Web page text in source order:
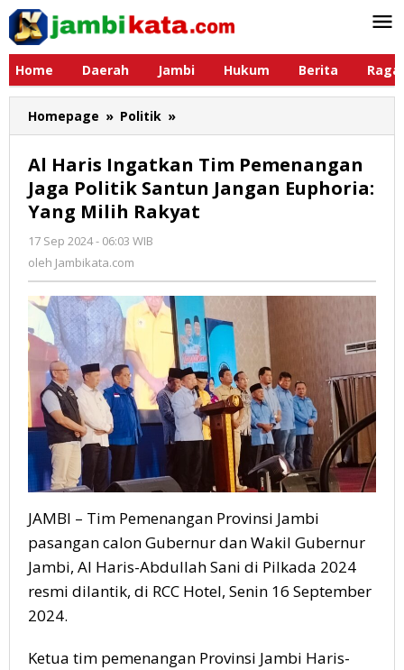
Lewati
konten
Home
Daerah Jambi Hukum Berita
Homepage » Politik »
Haris
Ingatkan
Tim
Pemenangan
Jaga
Euphoria:
Yang
Milih
Rakyat
Al Haris Ingatkan Tim Pemenangan
Jaga Politik Santun Jangan Euphoria:
Yang Milih Rakyat
17 Sep 2024 - 06:03 WIB
oleh Jambikata.com
JAMBI – Tim Pemenangan Provinsi Jambi
pasangan calon Gubernur dan Wakil Gubernur
Jambi, Al Haris-Abdullah Sani di Pilkada 2024
resmi dilantik, di RCC Hotel, Senin 16 September
2024.
Ketua tim pemenangan Provinsi Jambi Haris-